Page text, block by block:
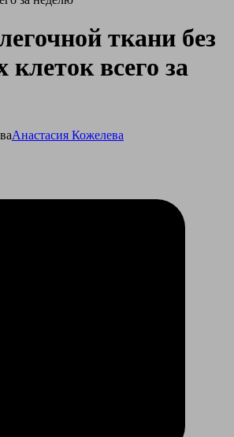
ткани без
клеток всего за
Анастасия Кожелева